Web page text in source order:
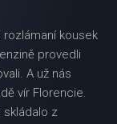
kousek
provedli
A už nás
vír Florencie.
z